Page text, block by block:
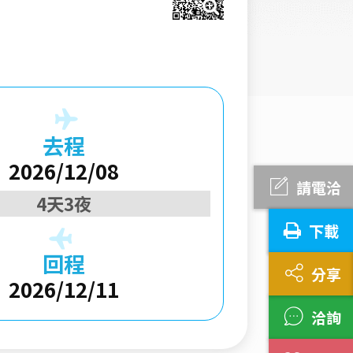
請電洽
下載
分享
洽詢
去程
2026/12/08
4天3夜
回程
2026/12/11